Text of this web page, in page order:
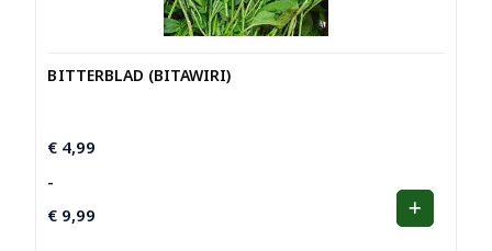
BITTERBLAD (BITAWIRI)
€ 4,99
-
€ 9,99
Prijsklasse:
tot
€ 9,99